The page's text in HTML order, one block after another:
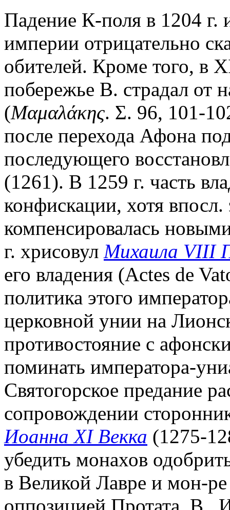
Падение К-поля в 1204 г.
империи отрицательно
обителей. Кроме того, в
побережье В. страдал от
(Μαμαλάκης. Σ. 96, 101-
после перехода Афона
последующего
(1261). В 1259 г. часть
конфискации, хотя
компенсировалась
г. хрисовул Михаила VIII
его владения (Actes de
политика этого
церковной унии на
противостояние с
поминать императора-
Святогорское предание
сопровождении
Иоанна XI Векка (1275-
убедить монахов
в Великой Лавре и мон-
оппозицией Протата, В.,